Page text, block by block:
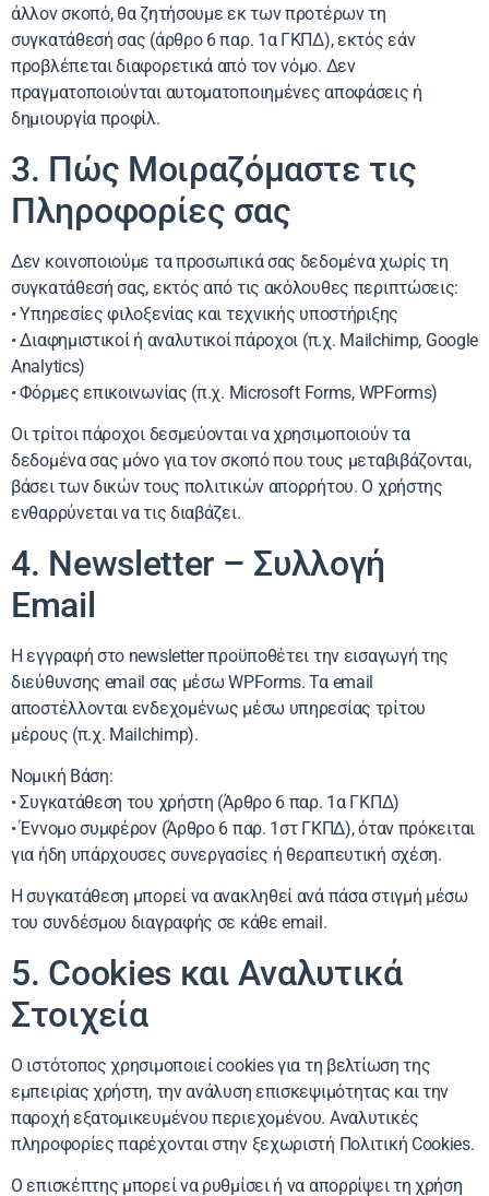
άλλον σκοπό, θα ζητήσουμε εκ των προτέρων τη
συγκατάθεσή σας (άρθρο 6 παρ. 1α ΓΚΠΔ), εκτός εάν
προβλέπεται διαφορετικά από τον νόμο. Δεν
πραγματοποιούνται αυτοματοποιημένες αποφάσεις ή
δημιουργία προφίλ.
3. Πώς Μοιραζόμαστε τις
Πληροφορίες σας
Δεν κοινοποιούμε τα προσωπικά σας δεδομένα χωρίς τη
συγκατάθεσή σας, εκτός από τις ακόλουθες περιπτώσεις:
• Υπηρεσίες φιλοξενίας και τεχνικής υποστήριξης
• Διαφημιστικοί ή αναλυτικοί πάροχοι (π.χ. Mailchimp, Google
Analytics)
• Φόρμες επικοινωνίας (π.χ. Microsoft Forms, WPForms)
Οι τρίτοι πάροχοι δεσμεύονται να χρησιμοποιούν τα
δεδομένα σας μόνο για τον σκοπό που τους μεταβιβάζονται,
βάσει των δικών τους πολιτικών απορρήτου. Ο χρήστης
ενθαρρύνεται να τις διαβάζει.
4. Newsletter – Συλλογή
Email
Η εγγραφή στο newsletter προϋποθέτει την εισαγωγή της
διεύθυνσης email σας μέσω WPForms. Τα email
αποστέλλονται ενδεχομένως μέσω υπηρεσίας τρίτου
μέρους (π.χ. Mailchimp).
Νομική Βάση:
• Συγκατάθεση του χρήστη (Άρθρο 6 παρ. 1α ΓΚΠΔ)
• Έννομο συμφέρον (Άρθρο 6 παρ. 1στ ΓΚΠΔ), όταν πρόκειται
για ήδη υπάρχουσες συνεργασίες ή θεραπευτική σχέση.
Η συγκατάθεση μπορεί να ανακληθεί ανά πάσα στιγμή μέσω
του συνδέσμου διαγραφής σε κάθε email.
5. Cookies και Αναλυτικά
Στοιχεία
Ο ιστότοπος χρησιμοποιεί cookies για τη βελτίωση της
εμπειρίας χρήστη, την ανάλυση επισκεψιμότητας και την
παροχή εξατομικευμένου περιεχομένου. Αναλυτικές
πληροφορίες παρέχονται στην ξεχωριστή Πολιτική Cookies.
Ο επισκέπτης μπορεί να ρυθμίσει ή να απορρίψει τη χρήση